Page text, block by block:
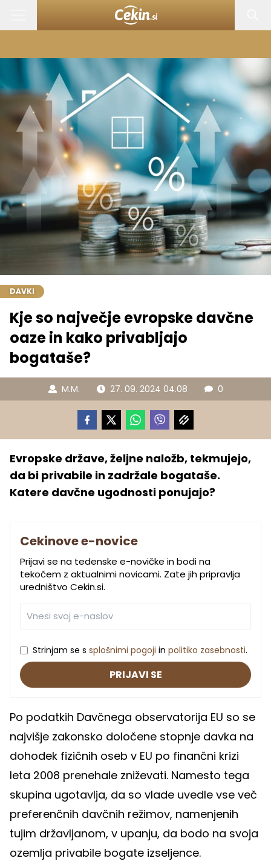
DAVKI
Kje so največje evropske davčne
oaze in kako privabljajo
bogataše?
M.M. 27. 09. 2024 04.08 0
Evropske države, željne naložb, tekmujejo,
da bi privabile in zadržale bogataše.
Katere davčne ugodnosti ponujajo?
Cekinove e-novice
Prijavi se na tedenske e-novičke in bodi na
tekočem z aktualnimi novicami. Zate jih pripravlja
uredništvo Cekin.si.
Strinjam se s splošnimi pogoji in politiko zasebnosti.
PRIJAVI SE
Po podatkih Davčnega observatorija EU so se
najvišje zakonsko določene stopnje davka na
dohodek fizičnih oseb v EU po finančni krizi
leta 2008 prenehale zniževati. Namesto tega
skupina ugotavlja, da so vlade uvedle vse več
preferenčnih davčnih režimov, namenjenih
tujim državljanom, v upanju, da bodo na svoja
ozemlja privabile bogate izseljence.